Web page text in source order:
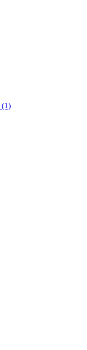
(1)